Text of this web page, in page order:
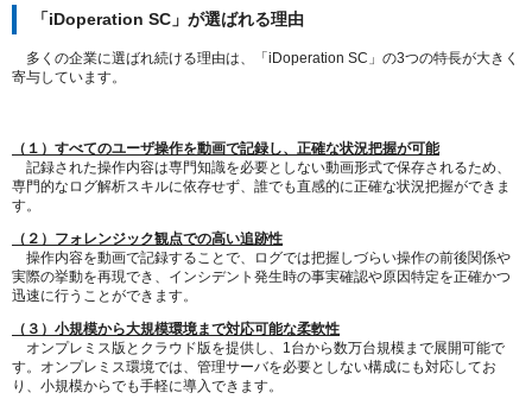
「iDoperation SC」が選ばれる理由
多くの企業に選ばれ続ける理由は、「iDoperation SC」の3つの特長が大きく
寄与しています。
（１）すべてのユーザ操作を動画で記録し、正確な状況把握が可能
記録された操作内容は専門知識を必要としない動画形式で保存されるため、
専門的なログ解析スキルに依存せず、誰でも直感的に正確な状況把握ができま
す。
（２）フォレンジック観点での高い追跡性
操作内容を動画で記録することで、ログでは把握しづらい操作の前後関係や
実際の挙動を再現でき、インシデント発生時の事実確認や原因特定を正確かつ
迅速に行うことができます。
（３）小規模から大規模環境まで対応可能な柔軟性
オンプレミス版とクラウド版を提供し、1台から数万台規模まで展開可能で
す。オンプレミス環境では、管理サーバを必要としない構成にも対応してお
り、小規模からでも手軽に導入できます。